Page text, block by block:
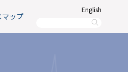
マップ
English